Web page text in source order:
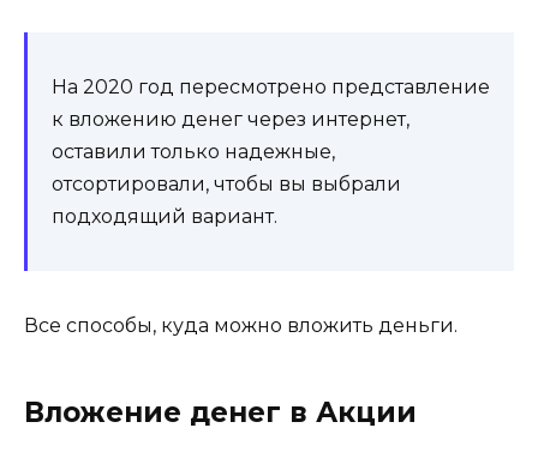
На 2020 год пересмотрено представление
к вложению денег через интернет,
оставили только надежные,
отсортировали, чтобы вы выбрали
подходящий вариант.
Все способы, куда можно вложить деньги.
Вложение денег в Акции